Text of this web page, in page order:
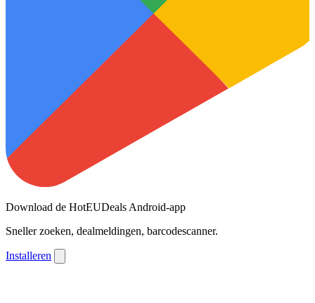
Download de HotEUDeals Android-app
Sneller zoeken, dealmeldingen, barcodescanner.
Installeren